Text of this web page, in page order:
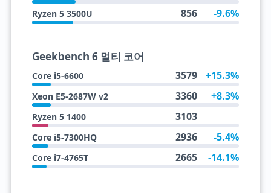
Ryzen 5 3500U 856 -9.6%
Geekbench 6 멀티 코어
Core i5-6600 3579 +15.3%
Xeon E5-2687W v2 3360 +8.3%
Ryzen 5 1400 3103
Core i5-7300HQ 2936 -5.4%
Core i7-4765T 2665 -14.1%